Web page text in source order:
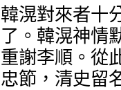
韓滉對來者十
了。韓滉神情
重謝李順。從
忠節，清史留